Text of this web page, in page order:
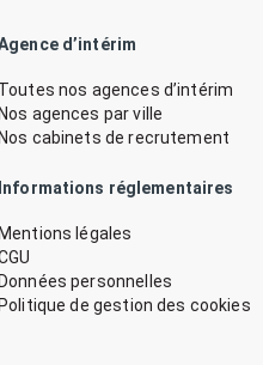
d’intérim
Toutes nos agences d’intérim
Nos agences par ville
Nos cabinets de recrutement
Informations réglementaires
Mentions légales
Données personnelles
Politique de gestion des cookies